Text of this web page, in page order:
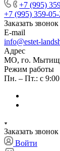
+7 (995)
+7 (995) 359-05-
Заказать звонок
E-mail
info@estet-
Адрес
МО, го.
Режим работы
Пн. – Пт.: с
Заказать звонок
Войти